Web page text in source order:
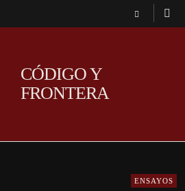
CÓDIGO Y
FRONTERA
ENSAYOS